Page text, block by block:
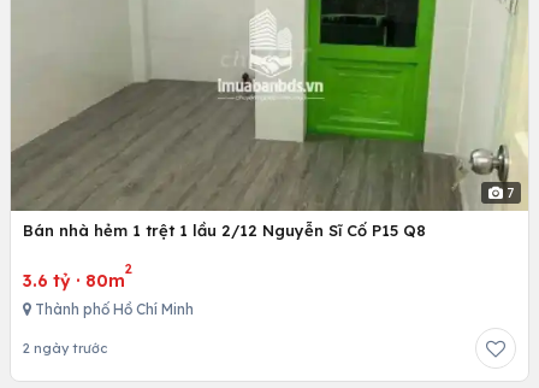
7
Bán nhà hẻm 1 trệt 1 lầu 2/12 Nguyễn Sĩ Cố P15 Q8
3.6 tỷ · 80m
2
Thành phố Hồ Chí Minh
2 ngày trước